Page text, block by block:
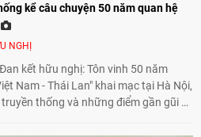
kể câu chuyện 50 năm quan hệ
NGHỊ
kết hữu nghị: Tôn vinh 50 năm
Nam - Thái Lan" khai mạc tại Hà Nội,
thống và những điểm gần gũi về